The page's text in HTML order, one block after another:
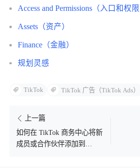
Access and Permissions（入口和权限
Assets（资产）
Finance（金融）
规划灵感
TikTok TikTok 广告（TikTok Ads）
上一篇
如何在 TikTok 商务中心将新
成员或合作伙伴添加到